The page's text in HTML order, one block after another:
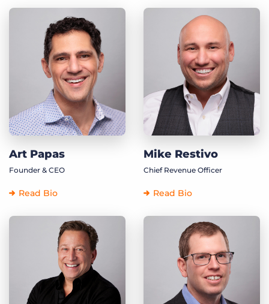
Art Papas
Founder & CEO
Read Bio
Mike Restivo
Chief Revenue Officer
Read Bio